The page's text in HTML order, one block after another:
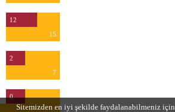
12
15
2
7
0
Sitemizden en iyi şekilde faydalanabilmeniz için